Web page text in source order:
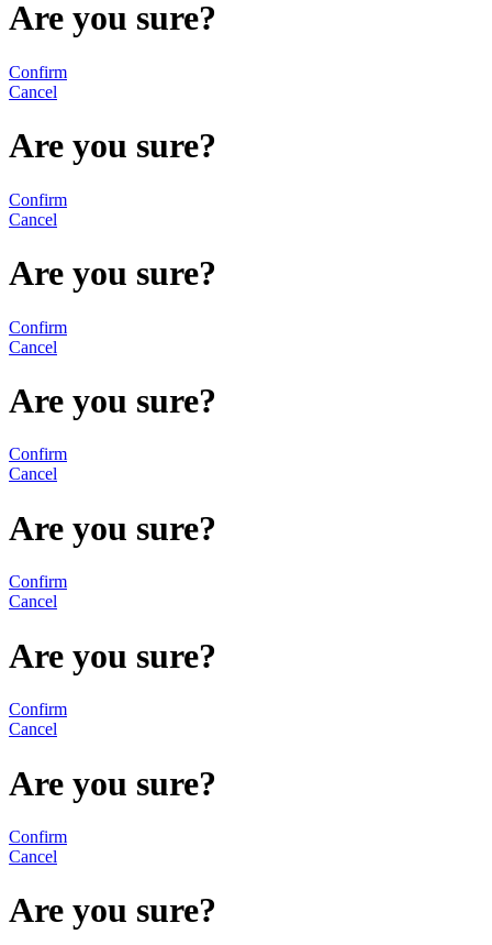
Are you sure?
Confirm
Cancel
Are you sure?
Confirm
Cancel
Are you sure?
Confirm
Cancel
Are you sure?
Confirm
Cancel
Are you sure?
Confirm
Cancel
Are you sure?
Confirm
Cancel
Are you sure?
Confirm
Cancel
Are you sure?